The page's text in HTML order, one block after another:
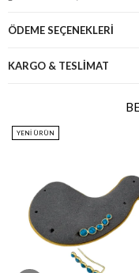
ÖDEME SEÇENEKLERI
KARGO & TESLİMAT
YENI ÜRÜN